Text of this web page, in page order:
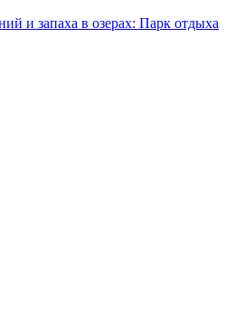
и запаха в озерах: Парк отдыха